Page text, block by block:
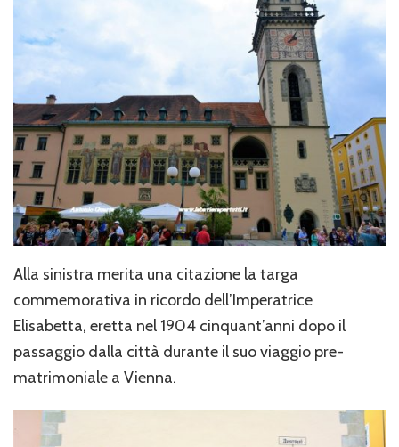
Alla sinistra merita una citazione la targa
commemorativa in ricordo dell’Imperatrice
Elisabetta, eretta nel 1904 cinquant’anni dopo il
passaggio dalla città durante il suo viaggio pre-
matrimoniale a Vienna.